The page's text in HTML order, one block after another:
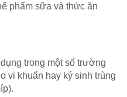
phẩm sữa và thức ăn
trong một số trường
vi khuẩn hay ký sinh trùng